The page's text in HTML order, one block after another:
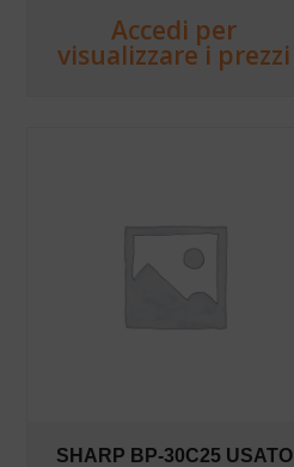
Accedi per
visualizzare i prezzi
SHARP BP-30C25 USATO